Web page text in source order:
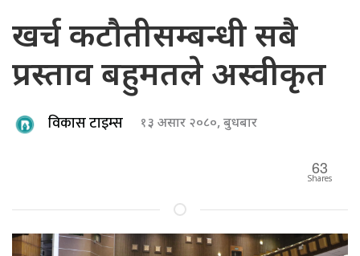
खर्च कटौतीसम्बन्धी सबै
प्रस्ताव बहुमतले अस्वीकृत
विकास टाइम्स १३ असार २०८०, बुधबार
63
Shares